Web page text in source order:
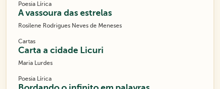
Poesia Lírica
A vassoura das estrelas
Rosilene Rodrigues Neves de Meneses
Cartas
Carta a cidade Licuri
Maria Lurdes
Poesia Lírica